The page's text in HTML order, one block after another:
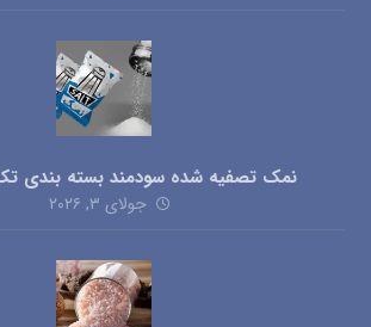
نمک تصفیه شده سودمند بسته بندی
جولای ۳, ۲۰۲۶